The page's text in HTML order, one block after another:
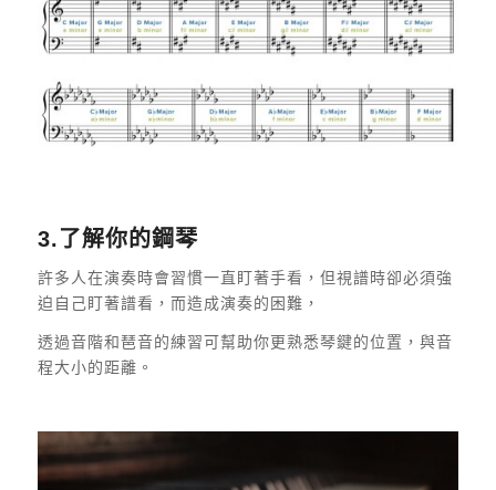
3.了解你的鋼琴
許多人在演奏時會習慣一直盯著手看，但視譜時卻必須強
迫自己盯著譜看，而造成演奏的困難，
透過音階和琶音的練習可幫助你更熟悉琴鍵的位置，與音
程大小的距離。